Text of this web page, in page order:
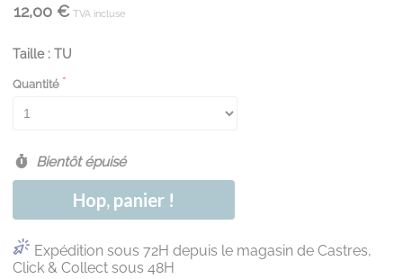
12,00 € TVA incluse
Taille : TU
Quantité
Bientôt épuisé
Hop, panier !
Expédition sous 72H depuis le magasin de Castres,
Click & Collect sous 48H